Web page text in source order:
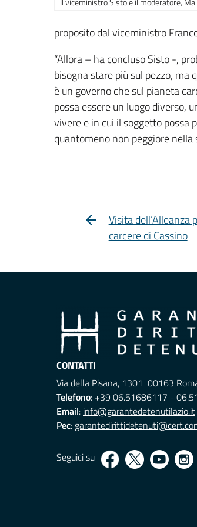
proposito dal viceministro
“Allora – ha concluso Sisto -,
bisogna stare più sul pezzo,
è un governo che sul pianeta
possa essere un luogo diverso,
vivere e in cui il soggetto possa
quantomeno non peggiore nella
Visita dell’Alleanza
carcere di Cassino
CONTATTI
Via della Pisana, 1301 00163
Telefono: +39 06.51686117 -
Email: info@garantedetenutilazio.it
Pec:
Seguici su